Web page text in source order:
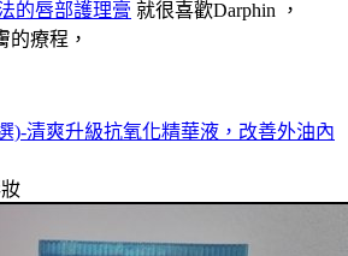
的唇部護理膏 就很喜歡Darphin ，
的療程，
選)-清爽升級抗氧化精華液，改善外油內